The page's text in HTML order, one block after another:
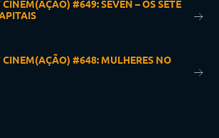
CINEM(AÇÃO) #649: SEVEN – OS SETE
CINEM(AÇÃO) #648: MULHERES NO